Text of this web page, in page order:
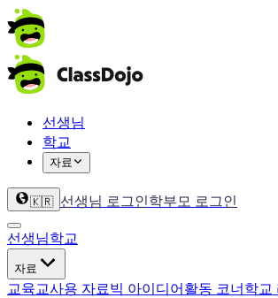
선생님
학교
자료
🇰🇷 선생님 로그인학부모 로그인
선생님학교
자료
교육교사용 자료빅 아이디어활동 코너학교